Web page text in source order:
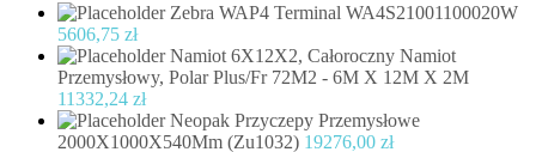
Zebra WAP4 Terminal WA4S21001100020W
5606,75 zł
Namiot 6X12X2, Całoroczny Namiot
Przemysłowy, Polar Plus/Fr 72M2 - 6M X 12M X 2M
11332,24 zł
Neopak Przyczepy Przemysłowe
2000X1000X540Mm (Zu1032) 19276,00 zł